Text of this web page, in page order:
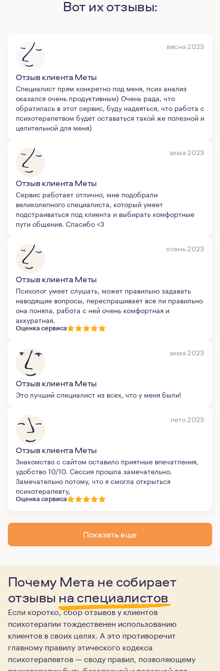
Вот их отзывы:
весна 2023
Отзыв клиента Меты
Специалист прям конкретно под меня, псих анализ
оказался очень продуктивным) Очень рада, что
обратилась в этот сервис, буду надеяться, что работа с
психотерапетвом будет оставаться такой же полезной и
целительной для меня)
зима 2023
Отзыв клиента Меты
Сервис работает отлично, мне подобрали
великолепного специалиста, который умеет
подстраиваться под клиента и выбирать комфортные
пути общения. Спасибо <3
осень 2023
Отзыв клиента Меты
Психолог умеет слушать, может правильно задавать
наводящие вопросы, переспрашивает все ли правильно
она поняла, работа с ней очень комфортная и
аккуратная.
Оценка сервиса
зима 2023
Отзыв клиента Меты
Это лучший специалист из всех, что у меня были!
лето 2023
Отзыв клиента Меты
Знакомство с сайтом оставило приятные впечатления,
удобство 10/10. Сессия прошла замечательно.
Замечательно потому, что я смогла открыться
психотерапевту,
Оценка сервиса
Показать еще
Почему Мета не собирает
отзывы на специалистов
Если коротко, сбор отзывов у клиентов
психотерапии тождественен использованию
клиентов в своих целях. А это противоречит
главному правилу этического кодекса
психотерапевтов — своду правил, позволяющему